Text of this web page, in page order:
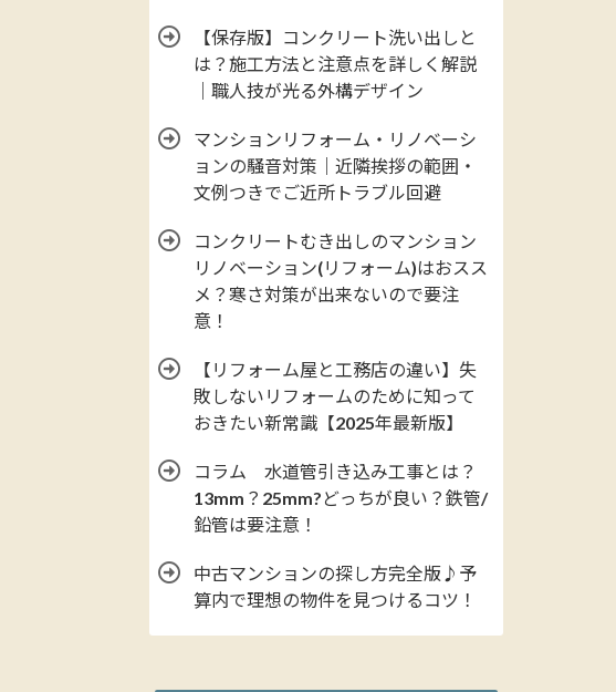
【保存版】コンクリート洗い出しと
は？施工方法と注意点を詳しく解説
｜職人技が光る外構デザイン
マンションリフォーム・リノベーシ
ョンの騒音対策｜近隣挨拶の範囲・
文例つきでご近所トラブル回避
コンクリートむき出しのマンション
リノベーション(リフォーム)はおスス
メ？寒さ対策が出来ないので要注
意！
【リフォーム屋と工務店の違い】失
敗しないリフォームのために知って
おきたい新常識【2025年最新版】
コラム 水道管引き込み工事とは？
13mm？25mm?どっちが良い？鉄管/
鉛管は要注意！
中古マンションの探し方完全版♪予
算内で理想の物件を見つけるコツ！